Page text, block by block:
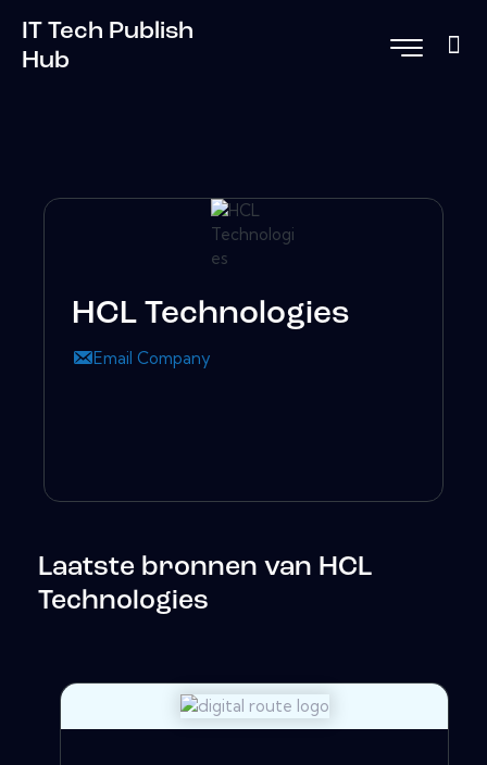
IT Tech Publish
Hub
HCL Technologies
Email Company
Laatste bronnen van HCL
Technologies